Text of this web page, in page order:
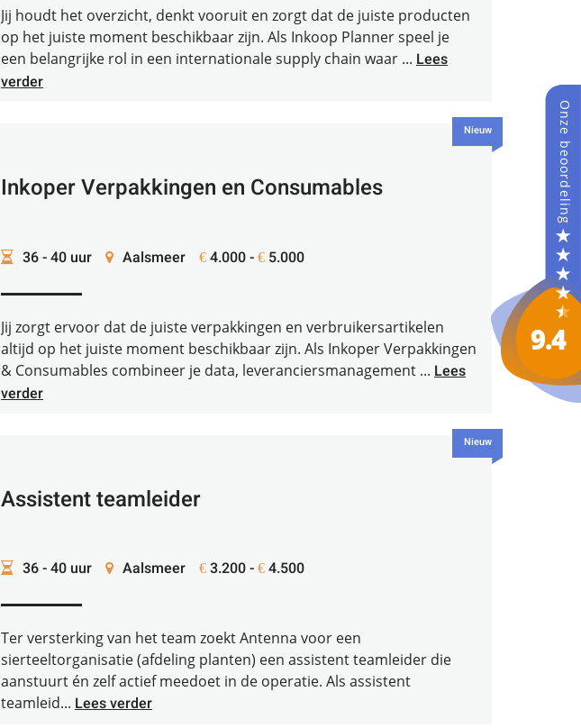
Jij houdt het overzicht, denkt vooruit en zorgt dat de juiste producten
op het juiste moment beschikbaar zijn. Als Inkoop Planner speel je
een belangrijke rol in een internationale supply chain waar ... Lees
verder
Inkoper Verpakkingen en Consumables
36 - 40 uur Aalsmeer € 4.000 - € 5.000
Jij zorgt ervoor dat de juiste verpakkingen en verbruikersartikelen
altijd op het juiste moment beschikbaar zijn. Als Inkoper Verpakkingen
& Consumables combineer je data, leveranciersmanagement ... Lees
verder
Nieuw
Assistent teamleider
36 - 40 uur Aalsmeer € 3.200 - € 4.500
Ter versterking van het team zoekt Antenna voor een
sierteeltorganisatie (afdeling planten) een assistent teamleider die
aanstuurt én zelf actief meedoet in de operatie. Als assistent
teamleid... Lees verder
Nieuw